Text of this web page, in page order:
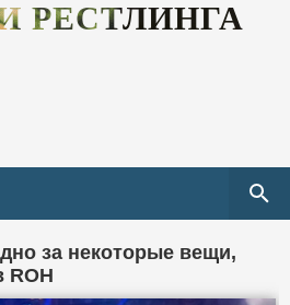
РЕСТЛИНГА
за некоторые вещи,
ROH